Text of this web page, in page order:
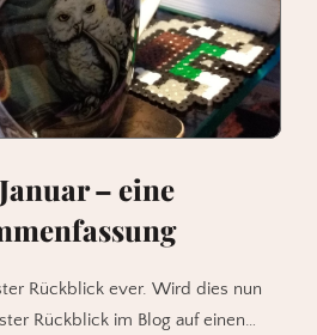
– eine
Rückblick ever. Wird dies nun
Rückblick im Blog auf einen…